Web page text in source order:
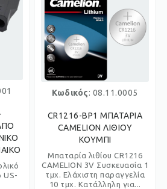
US-
Κωδικός: 08.11.0005
CR1216-BP1 ΜΠΑΤΑΡΙΑ
CAMELION ΛΙΘΙΟΥ
ΚΟΥΜΠΙ
Μπαταρία λιθίου CR1216
CAMELION 3V Συσκευασία 1
τμχ. Ελάχιστη παραγγελία
10 τμχ. Κατάλληλη για...